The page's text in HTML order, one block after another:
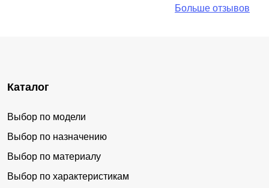
Больше отзывов
Каталог
Выбор по модели
Выбор по назначению
Выбор по материалу
Выбор по характеристикам